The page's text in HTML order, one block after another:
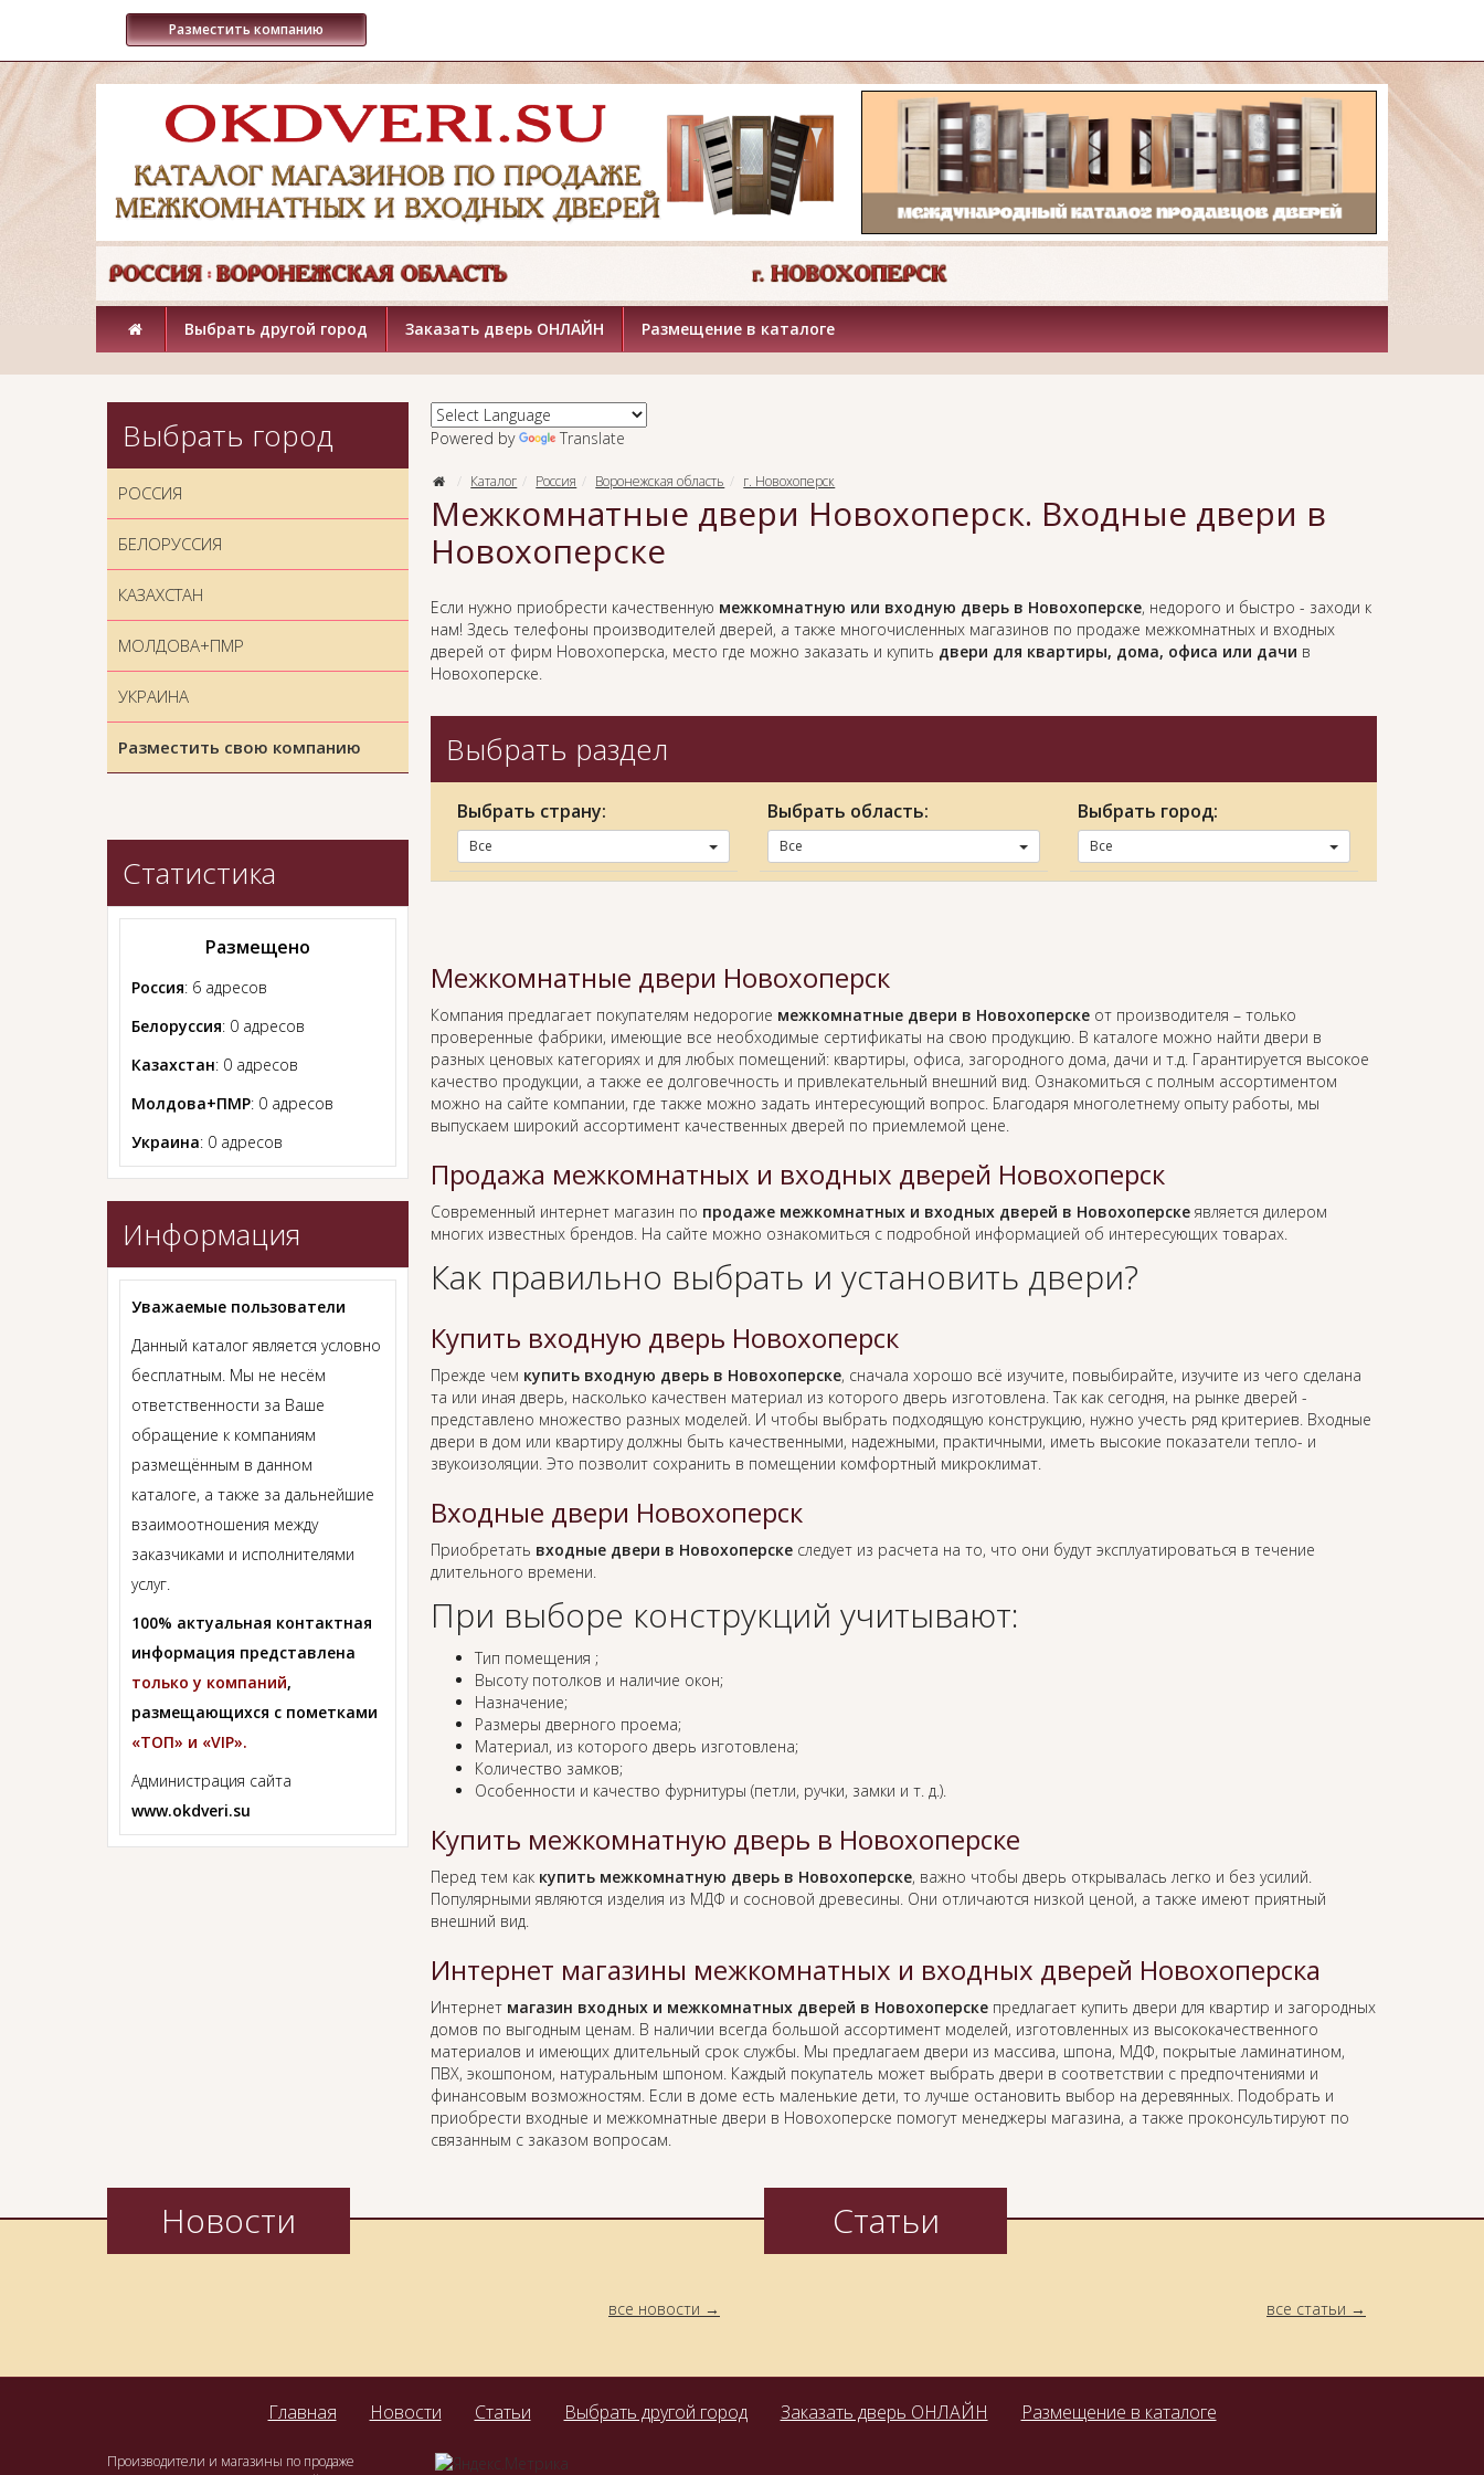
Разместить компанию
Выбрать другой город Заказать дверь ОНЛАЙН Размещение в каталоге
Powered by Translate
Каталог Россия Воронежская область г. Новохоперск
Межкомнатные двери Новохоперск. Входные двери в
Новохоперске
Если нужно приобрести качественную межкомнатную или входную дверь в Новохоперске, недорого и быстро - заходи к
нам! Здесь телефоны производителей дверей, а также многочисленных магазинов по продаже межкомнатных и входных
дверей от фирм Новохоперска, место где можно заказать и купить двери для квартиры, дома, офиса или дачи в
Новохоперске.
Выбрать раздел
Выбрать страну:
Все
Выбрать область:
Все
Выбрать город:
Все
Межкомнатные двери Новохоперск
Компания предлагает покупателям недорогие межкомнатные двери в Новохоперскеот производителя – только
проверенные фабрики, имеющие все необходимые сертификаты на свою продукцию. В каталоге можно найти двери в
разных ценовых категориях и для любых помещений: квартиры, офиса, загородного дома, дачи и т.д. Гарантируется высокое
качество продукции, а также ее долговечность и привлекательный внешний вид. Ознакомиться с полным ассортиментом
можно на сайте компании, где также можно задать интересующий вопрос. Благодаря многолетнему опыту работы, мы
выпускаем широкий ассортимент качественных дверей по приемлемой цене.
Продажа межкомнатных и входных дверей Новохоперск
Современный интернет магазин по продаже межкомнатных и входных дверей в Новохоперскеявляется дилером
многих известных брендов. На сайте можно ознакомиться с подробной информацией об интересующих товарах.
Как правильно выбрать и установить двери?
Купить входную дверь Новохоперск
Прежде чем купить входную дверь в Новохоперске, сначала хорошо всё изучите, повыбирайте, изучите из чего сделана
та или иная дверь, насколько качествен материал из которого дверь изготовлена. Так как сегодня, на рынке дверей -
представлено множество разных моделей. И чтобы выбрать подходящую конструкцию, нужно учесть ряд критериев. Входные
двери в дом или квартиру должны быть качественными, надежными, практичными, иметь высокие показатели тепло- и
звукоизоляции. Это позволит сохранить в помещении комфортный микроклимат.
Входные двери Новохоперск
Приобретать входные двери в Новохоперскеследует из расчета на то, что они будут эксплуатироваться в течение
длительного времени.
При выборе конструкций учитывают:
Тип помещения ;
Высоту потолков и наличие окон;
Назначение;
Размеры дверного проема;
Материал, из которого дверь изготовлена;
Количество замков;
Особенности и качество фурнитуры (петли, ручки, замки и т. д.).
Купить межкомнатную дверь в Новохоперске
Перед тем как купить межкомнатную дверь в Новохоперске, важно чтобы дверь открывалась легко и без усилий.
Популярными являются изделия из МДФ и сосновой древесины. Они отличаются низкой ценой, а также имеют приятный
внешний вид.
Интернет магазины межкомнатных и входных дверей Новохоперска
Интернет магазин входных и межкомнатных дверей в Новохоперскепредлагает купить двери для квартир и загородных
домов по выгодным ценам. В наличии всегда большой ассортимент моделей, изготовленных из высококачественного
материалов и имеющих длительный срок службы. Мы предлагаем двери из массива, шпона, МДФ, покрытые ламинатином,
ПВХ, экошпоном, натуральным шпоном. Каждый покупатель может выбрать двери в соответствии с предпочтениями и
финансовым возможностям. Если в доме есть маленькие дети, то лучше остановить выбор на деревянных. Подобрать и
приобрести входные и межкомнатные двери в Новохоперске помогут менеджеры магазина, а также проконсультируют по
связанным с заказом вопросам.
Выбрать город
РОССИЯ
БЕЛОРУССИЯ
КАЗАХСТАН
МОЛДОВА+ПМР
УКРАИНА
Разместить свою компанию
Статистика
Размещено
Россия: 6 адресов
Белоруссия: 0 адресов
Казахстан: 0 адресов
Молдова+ПМР: 0 адресов
Украина: 0 адресов
Информация
Уважаемые пользователи
Данный каталог является условно
бесплатным. Мы не несём
ответственности за Ваше
обращение к компаниям
размещённым в данном
каталоге, а также за дальнейшие
взаимоотношения между
заказчиками и исполнителями
услуг.
100% актуальная контактная
информация представлена
только у компаний,
размещающихся с пометками
«ТОП» и «VIP».
Администрация сайта
www.okdveri.su
Новости
все новости
Статьи
все статьи
Главная Новости Статьи Выбрать другой город Заказать дверь ОНЛАЙН Размещение в каталоге
Производители и магазины по продаже